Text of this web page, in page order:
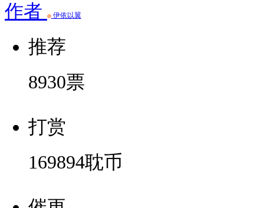
作者
伊依以翼
推荐
8930票
打赏
169894耽币